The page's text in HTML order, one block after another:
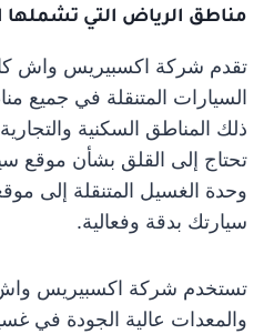
مناطق الرياض التي تشملها
تقدم شركة اكسبيريس واش
السيارات المتنقلة في جميع
ذلك المناطق السكنية
تحتاج إلى القلق بشأن موقع
وحدة الغسيل المتنقلة إلى
سيارتك بدقة وفعالية.
تستخدم شركة اكسبيريس واش
والمعدات عالية الجودة في